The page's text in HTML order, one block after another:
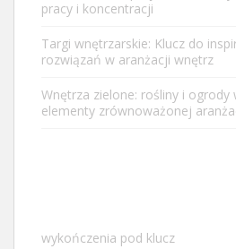
pracy i koncentracji
Targi wnętrzarskie: Klucz do
rozwiązań w aranżacji wnętrz
Wnętrza zielone: rośliny i ogrody
elementy zrównoważonej
wykończenia pod klucz